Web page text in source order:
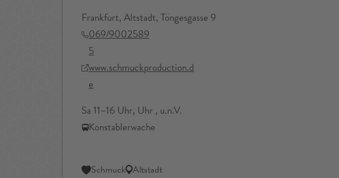
Frankfurt, Altstadt, Töngesgasse 9
069/9002589
5
www.schmuckproduction.d
e
Sa 11–16 Uhr, Uhr , u.n.V.
Konstablerwache
Schmuck Altstadt